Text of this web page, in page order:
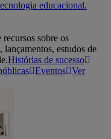
educacional.
sobre os
estudos de
Histórias de sucesso
Eventos Ver